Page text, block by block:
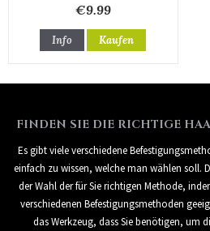
€9.99
Info Kaufen
FINDEN SIE DIE RICHTIGE
Es gibt viele verschiedene
einfach zu wissen, welche man wählen soll.
der Wahl der für Sie richtigen Methode,
verschiedenen Befestigungsmethoden
das Werkzeug, dass Sie benötigen, um